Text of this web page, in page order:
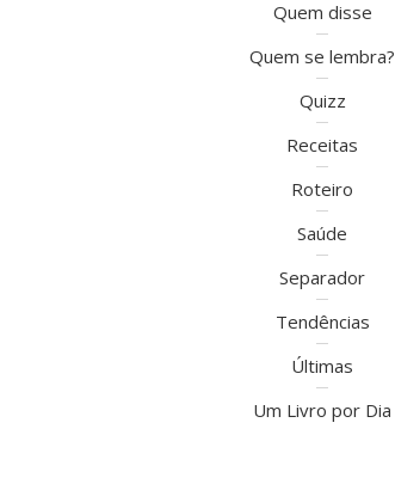
Quem disse
Quem se lembra?
Quizz
Receitas
Roteiro
Saúde
Separador
Tendências
Últimas
Um Livro por Dia